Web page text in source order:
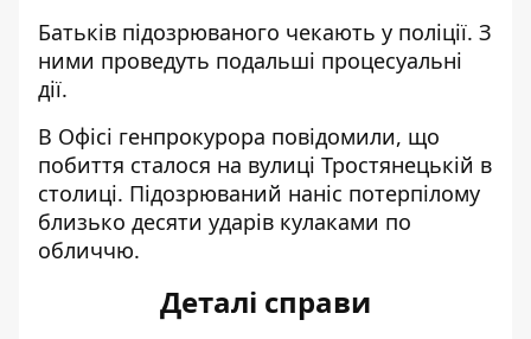
Батьків підозрюваного чекають у поліції. З
ними проведуть подальші процесуальні
дії.
В Офісі генпрокурора повідомили, що
побиття сталося на вулиці Тростянецькій в
столиці. Підозрюваний наніс потерпілому
близько десяти ударів кулаками по
обличчю.
Деталі справи